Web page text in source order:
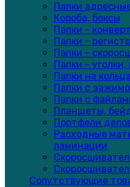
Папки
Короба, боксы
Папки -
Папки -
Папки -
Папки -
Папки на
Папки с
Папки с
Планшеты,
Портфели
Расходные
ламинации
Сопутствующие